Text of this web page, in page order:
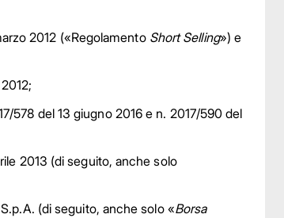
2012 («Regolamento Short Selling») e
578 del 13 giugno 2016 e n. 2017/590 del
2013 (di seguito, anche solo
(di seguito, anche solo «Borsa